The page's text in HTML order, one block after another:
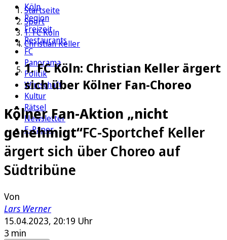
Köln
Region
Freizeit
Restaurants
FC
Panorama
Politik
Wirtschaft
Kultur
Rätsel
Newsletter
E-Paper
Startseite
Sport
1. FC Köln
Christian Keller
1. FC Köln: Christian Keller ärgert
sich über Kölner Fan-Choreo
Kölner Fan-Aktion „nicht
genehmigt“FC-Sportchef Keller
ärgert sich über Choreo auf
Südtribüne
Von
Lars Werner
15.04.2023, 20:19 Uhr
3 min